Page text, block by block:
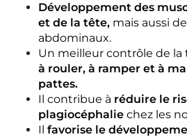
Développement des
et de la tête, mais aussi
abdominaux.
Un meilleur contrôle de la
à rouler, à ramper et à
pattes.
Il contribue à réduire le
plagiocéphalie chez les
Il favorise le